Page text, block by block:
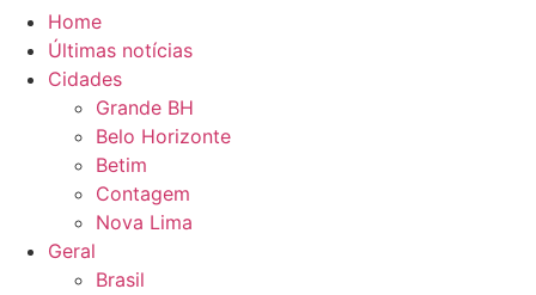
Home
Últimas notícias
Cidades
Grande BH
Belo Horizonte
Betim
Contagem
Nova Lima
Geral
Brasil